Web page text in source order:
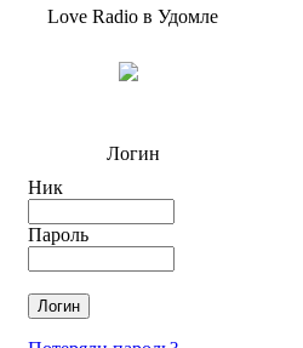
Love Radio в Удомле
Логин
Ник
Пароль